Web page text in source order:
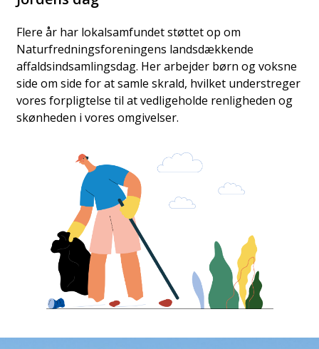
Flere år har lokalsamfundet støttet op om
Naturfredningsforeningens landsdækkende
affaldsindsamlingsdag. Her arbejder børn og voksne
side om side for at samle skrald, hvilket understreger
vores forpligtelse til at vedligeholde renligheden og
skønheden i vores omgivelser.